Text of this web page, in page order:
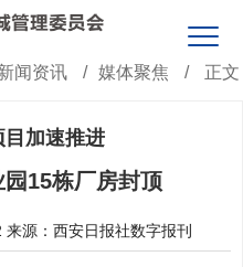
闻资讯 / 媒体聚焦 / 正文
加速推进
15栋厂房封顶
来源：西安日报社数字报刊